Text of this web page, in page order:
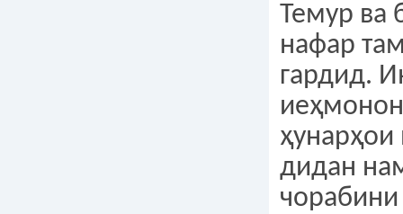
Темур ва
нафар
гардид.
дидан